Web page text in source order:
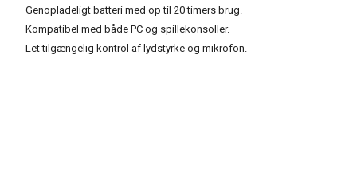
Genopladeligt batteri med op til 20 timers brug.
Kompatibel med både PC og spillekonsoller.
Let tilgængelig kontrol af lydstyrke og mikrofon.